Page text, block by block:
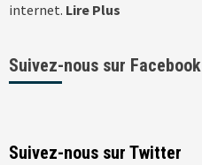
internet. Lire Plus
Suivez-nous sur Facebook
Suivez-nous sur Twitter